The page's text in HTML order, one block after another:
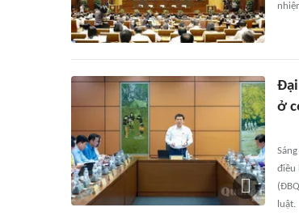
Đại
ở
điều
luật.